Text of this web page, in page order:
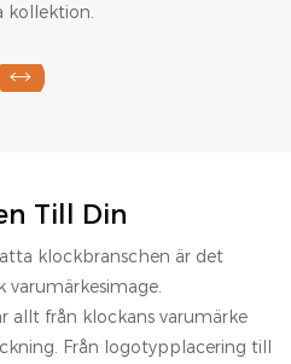
kollektion.
Till Din
klockbranschen är det
varumärkesimage.
allt från klockans varumärke
Från logotypplacering till